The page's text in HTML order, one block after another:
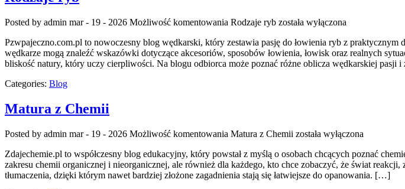
Posted by admin mar - 19 - 2026 Możliwość komentowania Rodzaje ryb została wyłączona
Pzwpajeczno.com.pl to nowoczesny blog wędkarski, który zestawia pasję do łowienia ryb z
wędkarze mogą znaleźć wskazówki dotyczące akcesoriów, sposobów łowienia, łowisk oraz realnych
bliskość natury, który uczy cierpliwości. Na blogu odbiorca może poznać różne oblicza wędkarskiej
Categories: Blog
Matura z Chemii
Posted by admin mar - 19 - 2026 Możliwość komentowania Matura z Chemii została wyłączona
Zdajechemie.pl to współczesny blog edukacyjny, który powstał z myślą o osobach chcących poznać
zakresu chemii organicznej i nieorganicznej, ale również dla każdego, kto chce zobaczyć, że świat
tłumaczenia, dzięki którym nawet bardziej złożone zagadnienia stają się łatwiejsze do opanowania. […]